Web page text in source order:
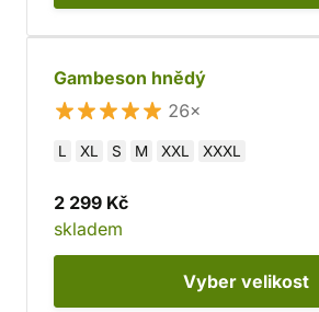
Gambeson hnědý
26×
L XL S M XXL XXXL
2 299 Kč
skladem
Vyber velikost